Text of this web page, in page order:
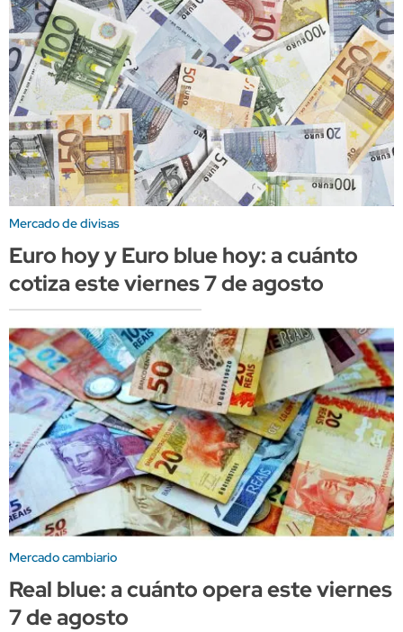
Mercado de divisas
Euro hoy y Euro blue hoy: a cuánto
cotiza este viernes 7 de agosto
Mercado cambiario
Real blue: a cuánto opera este viernes
7 de agosto